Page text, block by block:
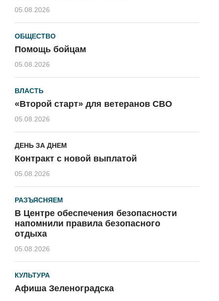
05.08.2026
ОБЩЕСТВО
Помощь бойцам
05.08.2026
ВЛАСТЬ
«Второй старт» для ветеранов СВО
05.08.2026
ДЕНЬ ЗА ДНЕМ
Контракт с новой выплатой
05.08.2026
РАЗЪЯСНЯЕМ
В Центре обеспечения безопасности
напомнили правила безопасного
отдыха
05.08.2026
КУЛЬТУРА
Афиша Зеленоградска